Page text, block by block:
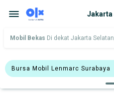
Jakarta
Mobil Bekas Di dekat Jakarta
Bursa Mobil Lenmarc Surabaya
Bursa Mobil Tritura